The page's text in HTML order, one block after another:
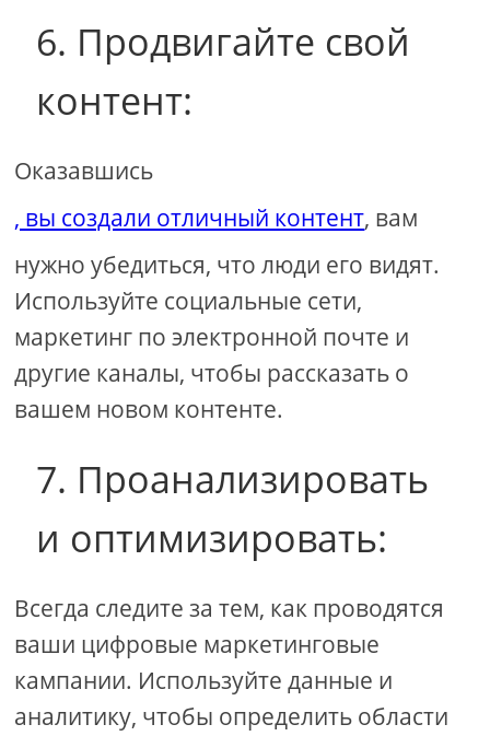
6. Продвигайте свой
контент:
Оказавшись
, вы создали отличный контент, вам
нужно убедиться, что люди его видят.
Используйте социальные сети,
маркетинг по электронной почте и
другие каналы, чтобы рассказать о
вашем новом контенте.
7. Проанализировать
и оптимизировать:
Всегда следите за тем, как проводятся
ваши цифровые маркетинговые
кампании. Используйте данные и
аналитику, чтобы определить области